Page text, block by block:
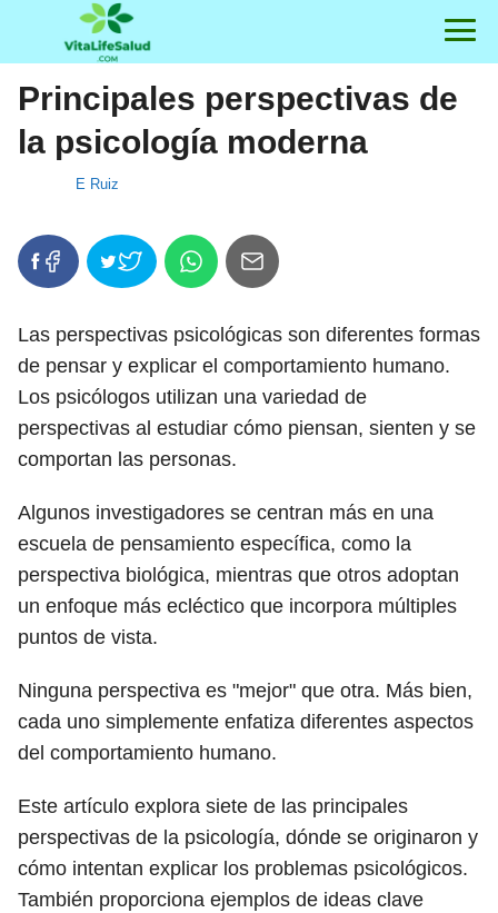
Principales perspectivas de
la psicología moderna
E Ruiz
Las perspectivas psicológicas son diferentes formas
de pensar y explicar el comportamiento humano.
Los psicólogos utilizan una variedad de
perspectivas al estudiar cómo piensan, sienten y se
comportan las personas.
Algunos investigadores se centran más en una
escuela de pensamiento específica, como la
perspectiva biológica, mientras que otros adoptan
un enfoque más ecléctico que incorpora múltiples
puntos de vista.
Ninguna perspectiva es "mejor" que otra. Más bien,
cada uno simplemente enfatiza diferentes aspectos
del comportamiento humano.
Este artículo explora siete de las principales
perspectivas de la psicología, dónde se originaron y
cómo intentan explicar los problemas psicológicos.
También proporciona ejemplos de ideas clave